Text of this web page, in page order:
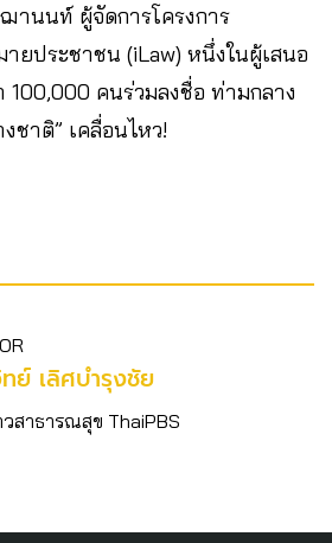
ฌานนท์ ผู้จัดการโครงการ
ายประชาชน (iLaw) หนึ่งในผู้เสนอ
100,000​ คนร่วมลงชื่อ​ ท่ามกลาง
ชาติ” เคลื่อนไหว!
ย์​ เลิศบำรุงชัย
สาธารณสุข ThaiPBS